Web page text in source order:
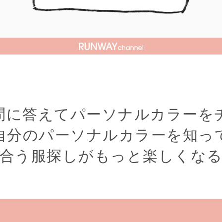
に答えてパーソナルカラーを
分のパーソナルカラーを知っ
う服探しがもっと楽しくなる